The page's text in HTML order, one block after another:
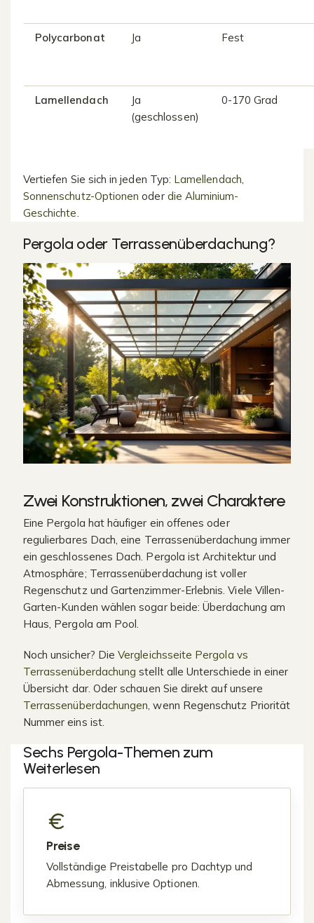
Polycarbonat Ja Fest
Lamellendach
Ja
(geschlossen)
0-170 Grad
Vertiefen Sie sich in jeden Typ: Lamellendach,
Sonnenschutz-Optionen oder die Aluminium-
Geschichte.
Pergola oder Terrassenüberdachung?
Zwei Konstruktionen, zwei Charaktere
Eine Pergola hat häufiger ein offenes oder
regulierbares Dach, eine Terrassenüberdachung immer
ein geschlossenes Dach. Pergola ist Architektur und
Atmosphäre; Terrassenüberdachung ist voller
Regenschutz und Gartenzimmer-Erlebnis. Viele Villen-
Garten-Kunden wählen sogar beide: Überdachung am
Haus, Pergola am Pool.
Noch unsicher? DieVergleichsseite Pergola vs
Terrassenüberdachung stellt alle Unterschiede in einer
Übersicht dar. Oder schauen Sie direkt auf unsere
Terrassenüberdachungen , wenn Regenschutz Priorität
Nummer eins ist.
Sechs Pergola-Themen zum
Weiterlesen
Preise
Vollständige Preistabelle pro Dachtyp und
Abmessung, inklusive Optionen.